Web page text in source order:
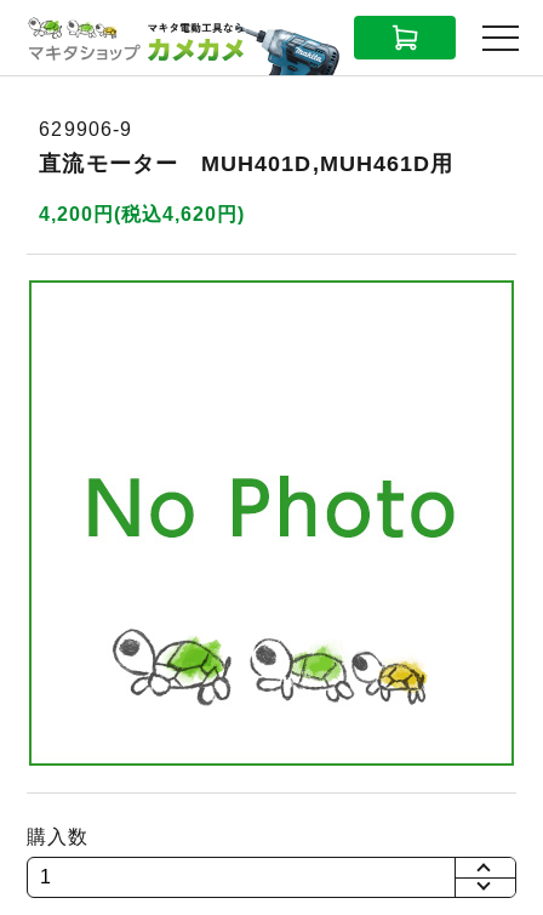
CART MENU
629906-9
直流モーター MUH401D,MUH461D用
4,200円(税込4,620円)
購入数
+